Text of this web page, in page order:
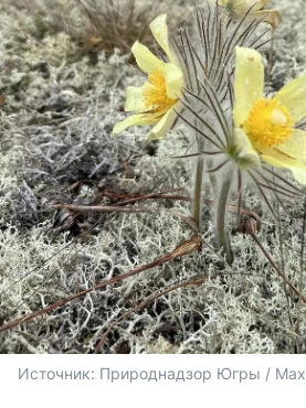
Источник: Природнадзор Югры / Max